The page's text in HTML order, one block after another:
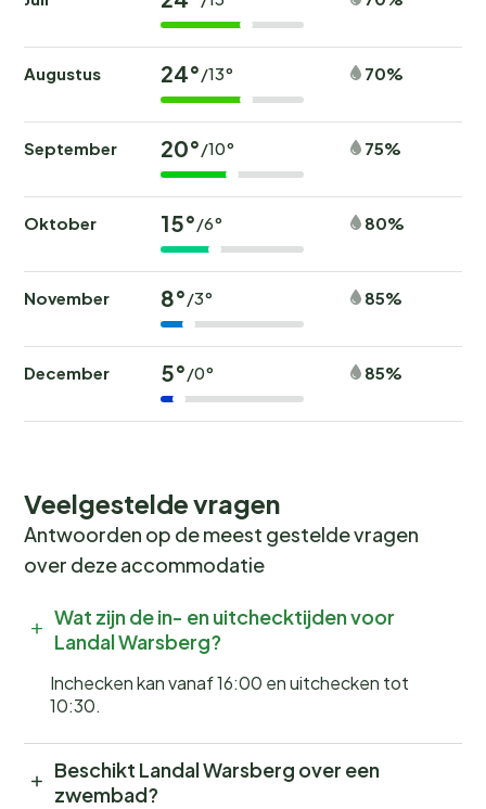
Augustus 24°/13° 70%
September 20°/10° 75%
Oktober 15°/6° 80%
November 8°/3° 85%
December 5°/0° 85%
Veelgestelde vragen
Antwoorden op de meest gestelde vragen
over deze accommodatie
Wat zijn de in- en uitchecktijden voor
Landal Warsberg?
Inchecken kan vanaf 16:00 en uitchecken tot
10:30.
Beschikt Landal Warsberg over een
zwembad?